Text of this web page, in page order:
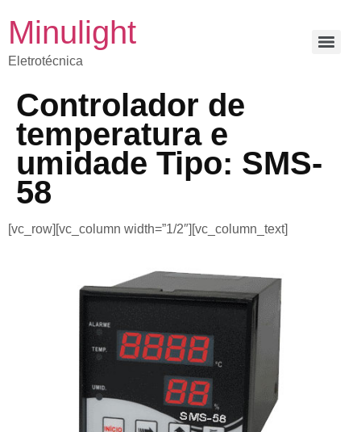
Minulight
Eletrotécnica
Controlador de
temperatura e
umidade Tipo: SMS-
58
[vc_row][vc_column width=”1/2″][vc_column_text]